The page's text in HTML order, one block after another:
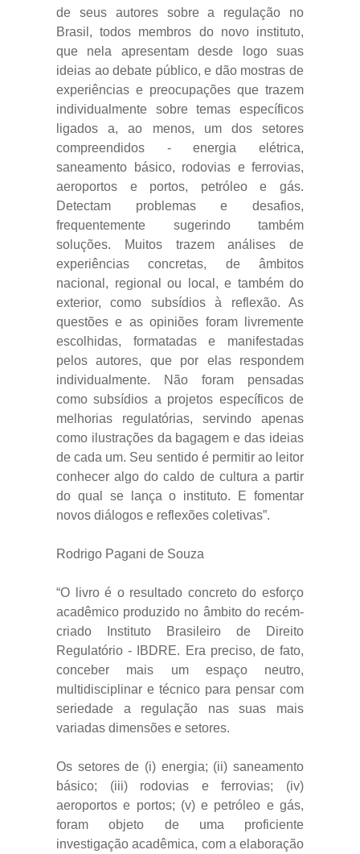
de seus autores sobre a regulação no
Brasil, todos membros do novo instituto,
que nela apresentam desde logo suas
ideias ao debate público, e dão mostras de
experiências e preocupações que trazem
individualmente sobre temas específicos
ligados a, ao menos, um dos setores
compreendidos - energia elétrica,
saneamento básico, rodovias e ferrovias,
aeroportos e portos, petróleo e gás.
Detectam problemas e desafios,
frequentemente sugerindo também
soluções. Muitos trazem análises de
experiências concretas, de âmbitos
nacional, regional ou local, e também do
exterior, como subsídios à reflexão. As
questões e as opiniões foram livremente
escolhidas, formatadas e manifestadas
pelos autores, que por elas respondem
individualmente. Não foram pensadas
como subsídios a projetos específicos de
melhorias regulatórias, servindo apenas
como ilustrações da bagagem e das ideias
de cada um. Seu sentido é permitir ao leitor
conhecer algo do caldo de cultura a partir
do qual se lança o instituto. E fomentar
novos diálogos e reflexões coletivas”.
Rodrigo Pagani de Souza
“O livro é o resultado concreto do esforço
acadêmico produzido no âmbito do recém-
criado Instituto Brasileiro de Direito
Regulatório - IBDRE. Era preciso, de fato,
conceber mais um espaço neutro,
multidisciplinar e técnico para pensar com
seriedade a regulação nas suas mais
variadas dimensões e setores.
Os setores de (i) energia; (ii) saneamento
básico; (iii) rodovias e ferrovias; (iv)
aeroportos e portos; (v) e petróleo e gás,
foram objeto de uma proficiente
investigação acadêmica, com a elaboração